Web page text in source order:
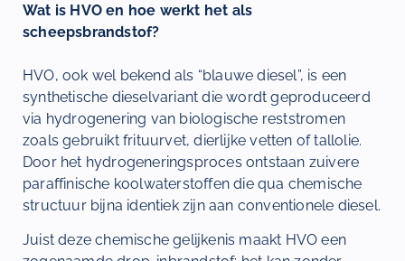
Wat is HVO en hoe werkt het als
scheepsbrandstof?
HVO, ook wel bekend als “blauwe diesel”, is een
synthetische dieselvariant die wordt geproduceerd
via hydrogenering van biologische reststromen
zoals gebruikt frituurvet, dierlijke vetten of tallolie.
Door het hydrogeneringsproces ontstaan zuivere
paraffinische koolwaterstoffen die qua chemische
structuur bijna identiek zijn aan conventionele diesel.
Juist deze chemische gelijkenis maakt HVO een